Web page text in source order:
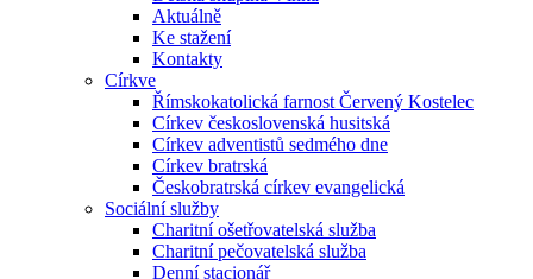
Aktuálně
Ke stažení
Kontakty
Církve
Římskokatolická farnost Červený Kostelec
Církev československá husitská
Církev adventistů sedmého dne
Církev bratrská
Českobratrská církev evangelická
Sociální služby
Charitní ošetřovatelská služba
Charitní pečovatelská služba
Denní stacionář